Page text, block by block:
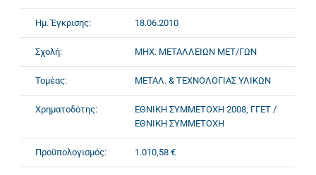
Ημ. Έγκρισης: 18.06.2010
Σχολή: ΜΗΧ. ΜΕΤΑΛΛΕΙΩΝ ΜΕΤ/ΓΩΝ
Τομέας: ΜΕΤΑΛ. & ΤΕΧΝΟΛΟΓΙΑΣ ΥΛΙΚΩΝ
Χρηματοδότης:
ΕΘΝΙΚΗ ΣΥΜΜΕΤΟΧΗ 2008, ΓΓΕΤ /
ΕΘΝΙΚΗ ΣΥΜΜΕΤΟΧΗ
Προϋπολογισμός: 1.010,58 €